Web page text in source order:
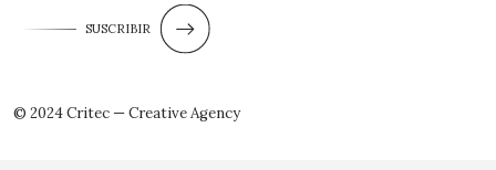
SUSCRIBIR
© 2024 Critec — Creative Agency